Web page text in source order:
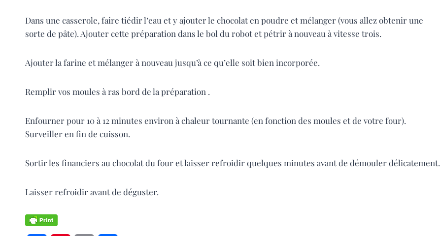
Dans une casserole, faire tiédir l’eau et y ajouter le chocolat en poudre et mélanger (vous allez obtenir une
sorte de pâte). Ajouter cette préparation dans le bol du robot et pétrir à nouveau à vitesse trois.
Ajouter la farine et mélanger à nouveau jusqu’à ce qu’elle soit bien incorporée.
Remplir vos moules à ras bord de la préparation .
Enfourner pour 10 à 12 minutes environ à chaleur tournante (en fonction des moules et de votre four).
Surveiller en fin de cuisson.
Sortir les financiers au chocolat du four et laisser refroidir quelques minutes avant de démouler délicatement.
Laisser refroidir avant de déguster.